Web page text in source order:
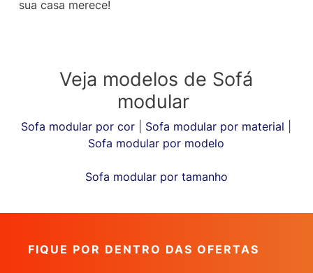
sua casa merece!
Veja modelos de Sofá
modular
Sofa modular por cor Sofa modular por material
Sofa modular por modelo
Sofa modular por tamanho
FIQUE POR DENTRO DAS OFERTAS